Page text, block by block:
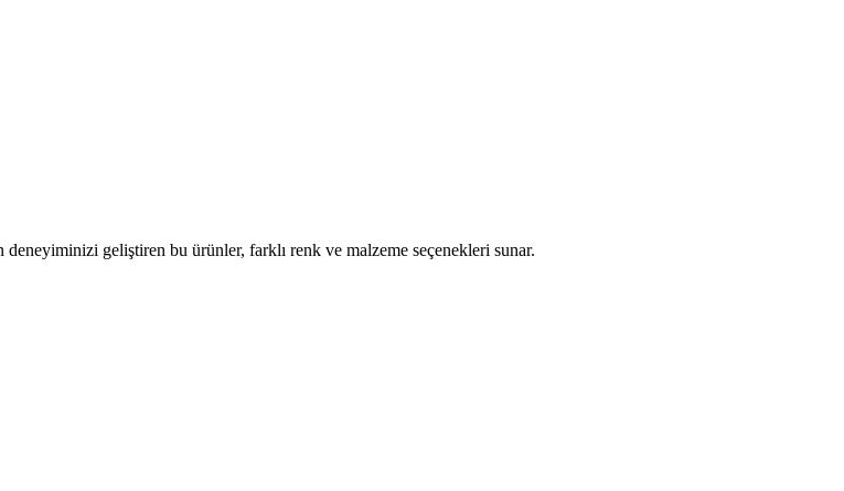
deneyiminizi geliştiren bu ürünler, farklı renk ve malzeme seçenekleri sunar.